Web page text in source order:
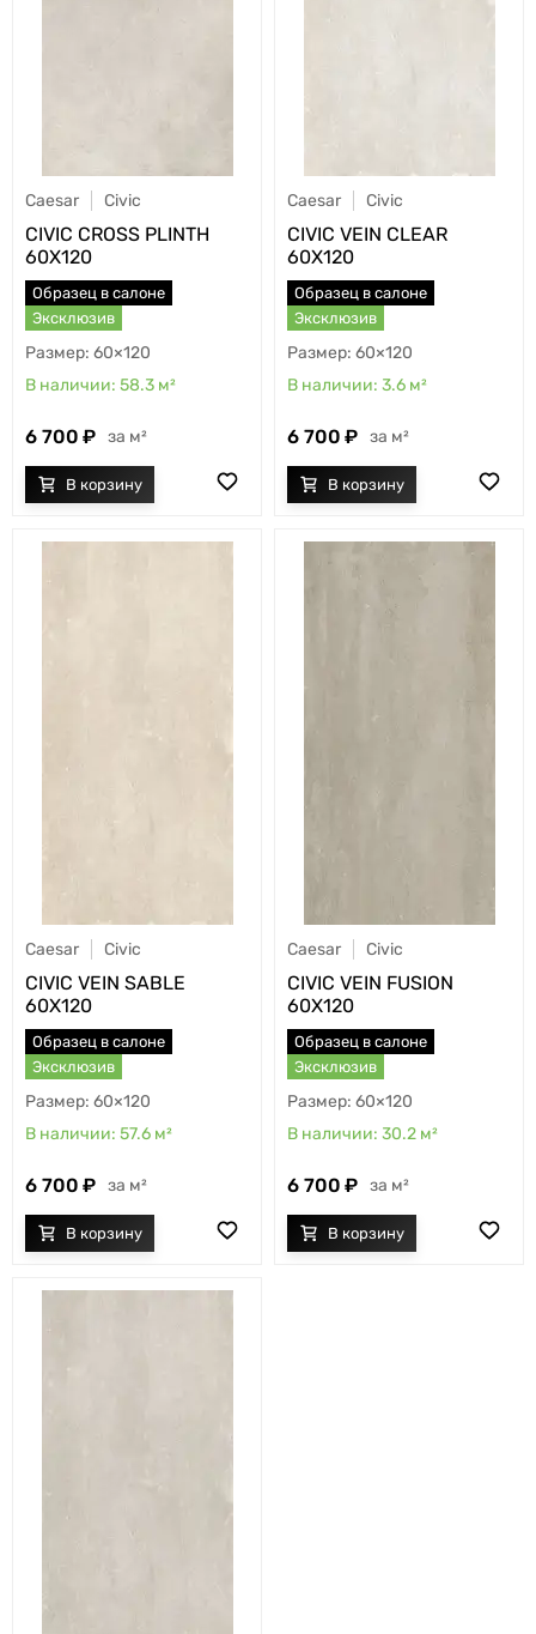
Caesar Civic
CIVIC CROSS PLINTH
60X120
Образец в салоне
Эксклюзив
60×120
58.3 м²
6 700 м²
Caesar Civic
CIVIC VEIN CLEAR
60X120
Образец в салоне
Эксклюзив
60×120
3.6 м²
6 700 м²
Caesar Civic
CIVIC VEIN SABLE
60X120
Образец в салоне
Эксклюзив
60×120
57.6 м²
6 700 м²
Caesar Civic
CIVIC VEIN FUSION
60X120
Образец в салоне
Эксклюзив
60×120
30.2 м²
6 700 м²